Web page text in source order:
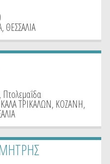
, ΘΕΣΣΑΛΙΑ
ΤΡΙΚΑΛΩΝ, ΚΟΖΑΝΗ,